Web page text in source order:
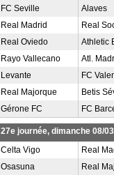
FC Seville
Alaves
Real Madrid
Real
Real Oviedo
Athletic
Rayo Vallecano
Atl.
Levante
FC
Real Majorque
Betis
Gérone FC
FC
27e journée, dimanche 08/
Celta Vigo
Real
Osasuna
Real